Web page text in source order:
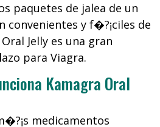
paquetes de jalea de un
convenientes y f�?¡ciles de
Jelly es una gran
para Viagra.
Kamagra Oral
medicamentos